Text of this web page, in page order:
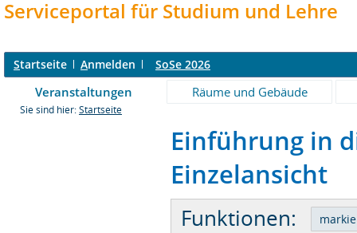
Serviceportal für Studium und Lehre
Startseite Anmelden SoSe 2026
Veranstaltungen Räume und Gebäude
Sie sind hier: Startseite
Einführung in
Einzelansicht
Funktionen: